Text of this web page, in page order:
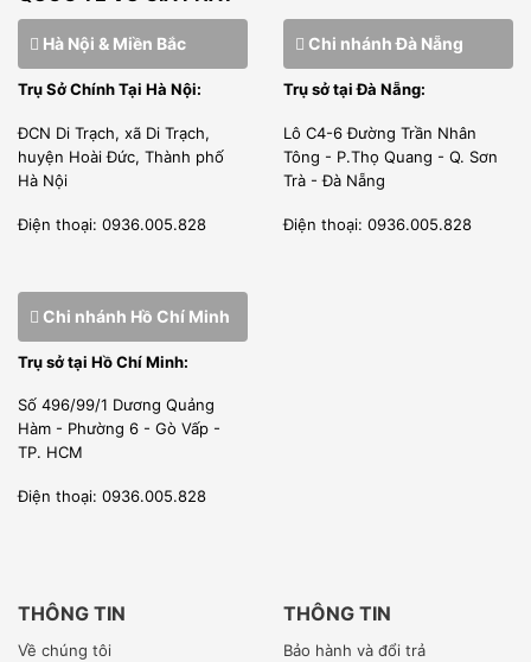
Hà Nội & Miền Bắc
Trụ Sở Chính Tại Hà Nội:
ĐCN Di Trạch, xã Di Trạch,
huyện Hoài Đức, Thành phố
Hà Nội
Điện thoại: 0936.005.828
Chi nhánh Đà Nẵng
Trụ sở tại Đà Nẵng:
Lô C4-6 Đường Trần Nhân
Tông - P.Thọ Quang - Q. Sơn
Trà - Đà Nẵng
Điện thoại: 0936.005.828
Chi nhánh Hồ Chí Minh
Trụ sở tại Hồ Chí Minh:
Số 496/99/1 Dương Quảng
Hàm - Phường 6 - Gò Vấp -
TP. HCM
Điện thoại: 0936.005.828
THÔNG TIN
Về chúng tôi
THÔNG TIN
Bảo hành và đổi trả